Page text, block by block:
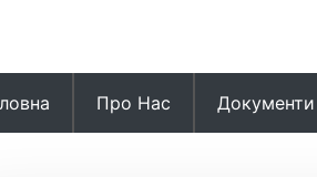
Про Нас Документи